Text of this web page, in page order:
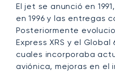
El jet se anunció en
en 1996 y las entregas
Posteriormente
Express XRS y el
cuales incorporaba
aviónica, mejoras en el